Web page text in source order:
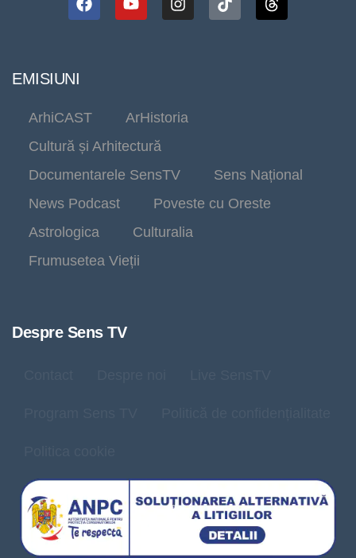
EMISIUNI
ArhiCAST
ArHistoria
Cultură și Arhitectură
Documentarele SensTV
Sens Național
News Podcast
Poveste cu Oreste
Astrologica
Culturalia
Frumusetea Vieții
Despre Sens TV